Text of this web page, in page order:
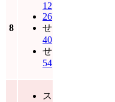
8
12
26
せ
40
せ
54
ス